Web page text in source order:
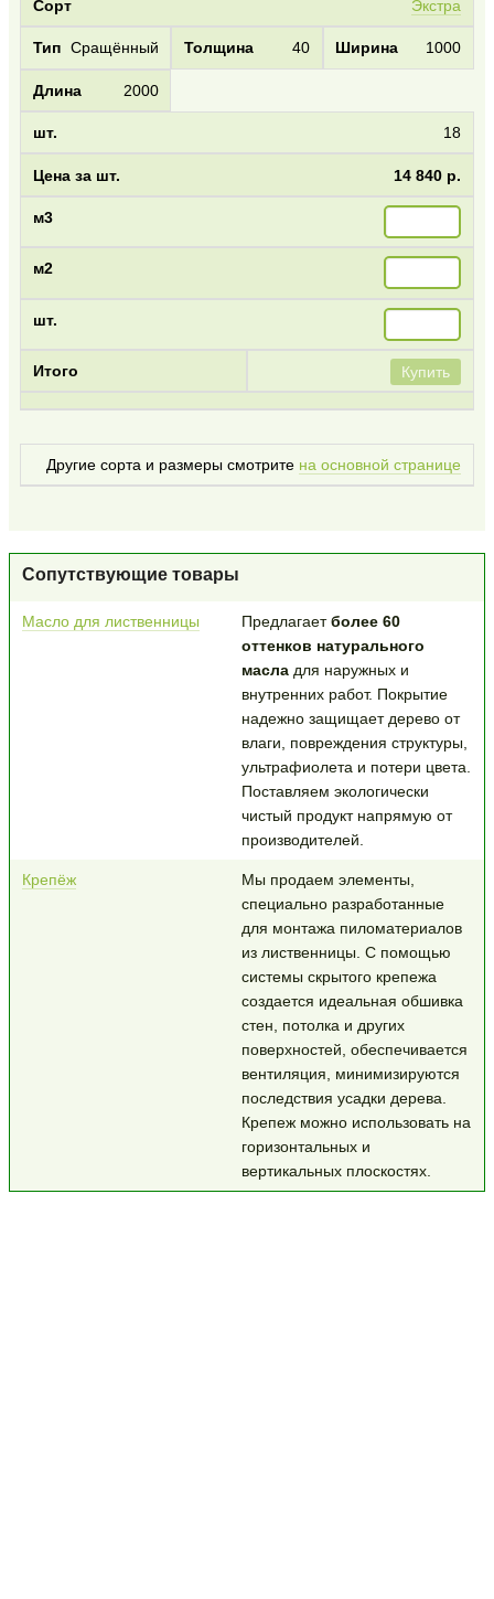
Экстра
Сращённый 40 1000
2000
18
14 840 р.
Купить
Другие сорта и размеры смотрите на основной странице
Сопутствующие товары
Масло для лиственницы Предлагаетболее 60
оттенков натурального
масладля наружных и
внутренних работ. Покрытие
надежно защищает дерево от
влаги, повреждения структуры,
ультрафиолета и потери цвета.
Поставляем экологически
чистый продукт напрямую от
производителей.
Крепёж
Мы продаем элементы,
специально разработанные
для монтажа пиломатериалов
из лиственницы. С помощью
системы скрытого крепежа
создается идеальная обшивка
стен, потолка и других
поверхностей, обеспечивается
вентиляция, минимизируются
последствия усадки дерева.
Крепеж можно использовать на
горизонтальных и
вертикальных плоскостях.